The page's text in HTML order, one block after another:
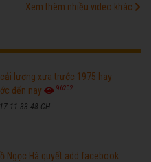
Xem thêm nhiều video khác
lương xưa trước 1975 hay
đến nay
96202
11:33:48 CH
Ngọc Hà quyết add facebook